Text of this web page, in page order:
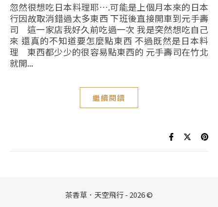
忽然很想吃日本料理耶….可能是上個月本來的日本
行因故取消錯過太多東西 下班後直接開車到元手壽
司 這一家店我好久前吃過一次 我是突然想吃自己
來 還真的不知道要怎麼點東西 不過既然是日本料
理 東西都少少的很容易點東西的 元手壽司在竹北
就開...
繼續閱讀
茶香草．天空飛行 - 2026 ©